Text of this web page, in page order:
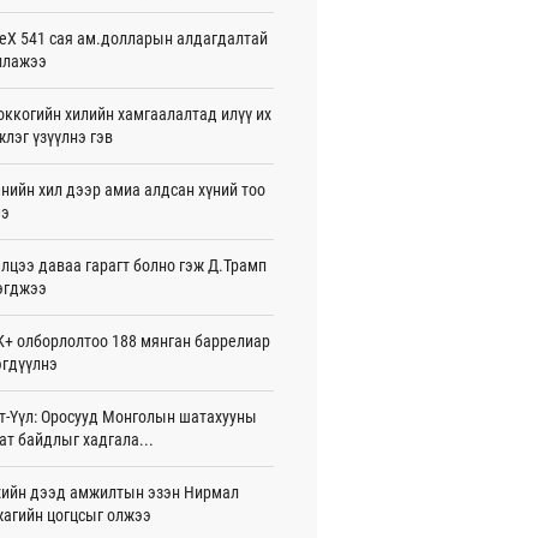
08 цаг 54 мин
хот 2028 онд шинэ ДЦС-тай
07 цаг 51 мин
07 цаг 48 мин
Энэ намрын экспортын
Монголд боломж олгож болох юм
өдөртөө 30 хэм дулаан
07 цаг 38 мин
болох талбайг Элчин сайд,
төлөөлөгчийн газрын
танилцуулав
08-06
541 сая ам.долларын алдагдалтай
хилийн хамгаалалтад илүү их
үзүүлнэ гэв
хил дээр амиа алдсан хүний тоо
даваа гарагт болно гэж Д.Трамп
олборлолтоо 188 мянган баррелиар
Үүл: Оросууд Монголын шатахууны
байдлыг хадгала...
дээд амжилтын эзэн Нирмал
цогцсыг олжээ